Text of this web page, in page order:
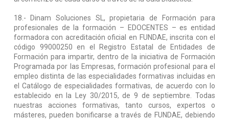
18.- Dinam Soluciones SL, propietaria de Formación para
profesionales de la formación – EDOCENTES – es entidad
formadora con acreditación oficial en FUNDAE, inscrita con el
código 99000250 en el Registro Estatal de Entidades de
Formación para impartir, dentro de la iniciativa de Formación
Programada por las Empresas, formación profesional para el
empleo distinta de las especialidades formativas incluidas en
el Catálogo de especialidades formativas, de acuerdo con lo
establecido en la Ley 30/2015, de 9 de septiembre. Todas
nuestras acciones formativas, tanto cursos, expertos o
másteres, pueden bonificarse a través de FUNDAE, debiendo